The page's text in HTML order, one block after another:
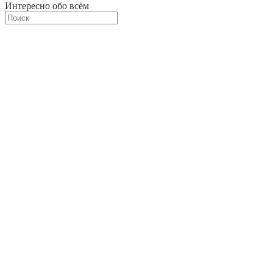
Интересно обо всём